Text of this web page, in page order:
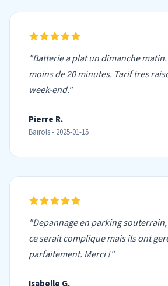
"Batterie a plat un dimanche
moins de 20 minutes. Tarif tres
week-end."
Pierre R.
Bairols - 2025-01-15
"Depannage en parking
ce serait complique mais ils ont
parfaitement. Merci !"